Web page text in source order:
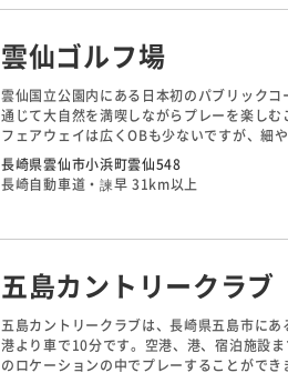
雲仙ゴルフ場
雲仙国立公園内にある日本初のパブリック
通じて大自然を満喫しながらプレーを楽しむ
フェアウェイは広くOBも少ないですが、細
ことが必要となります。
本格的ショートコースも9ホール設け、初心
長崎県雲仙市小浜町雲仙548
長崎自動車道・諫早 31km以上
五島カントリークラブ
五島カントリークラブは、長崎県五島市に
港より車で10分です。空港、港、宿泊施設
のロケーションの中でプレーすることがで